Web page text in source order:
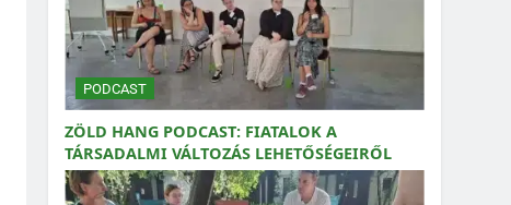
PODCAST
ZÖLD HANG PODCAST: FIATALOK A
TÁRSADALMI VÁLTOZÁS LEHETŐSÉGEIRŐL